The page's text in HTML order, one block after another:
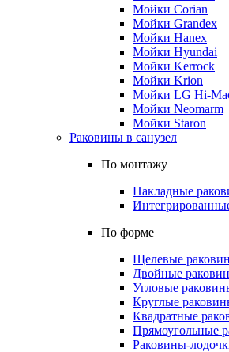
Мойки Corian
Мойки Grandex
Мойки Hanex
Мойки Hyundai
Мойки Kerrock
Мойки Krion
Мойки LG Hi-
Мойки Neomarm
Мойки Staron
Раковины в санузел
По монтажу
Накладные
По форме
Щелевые
Двойные
Угловые
Круглые
Квадратные
Прямоугольные
Раковины-